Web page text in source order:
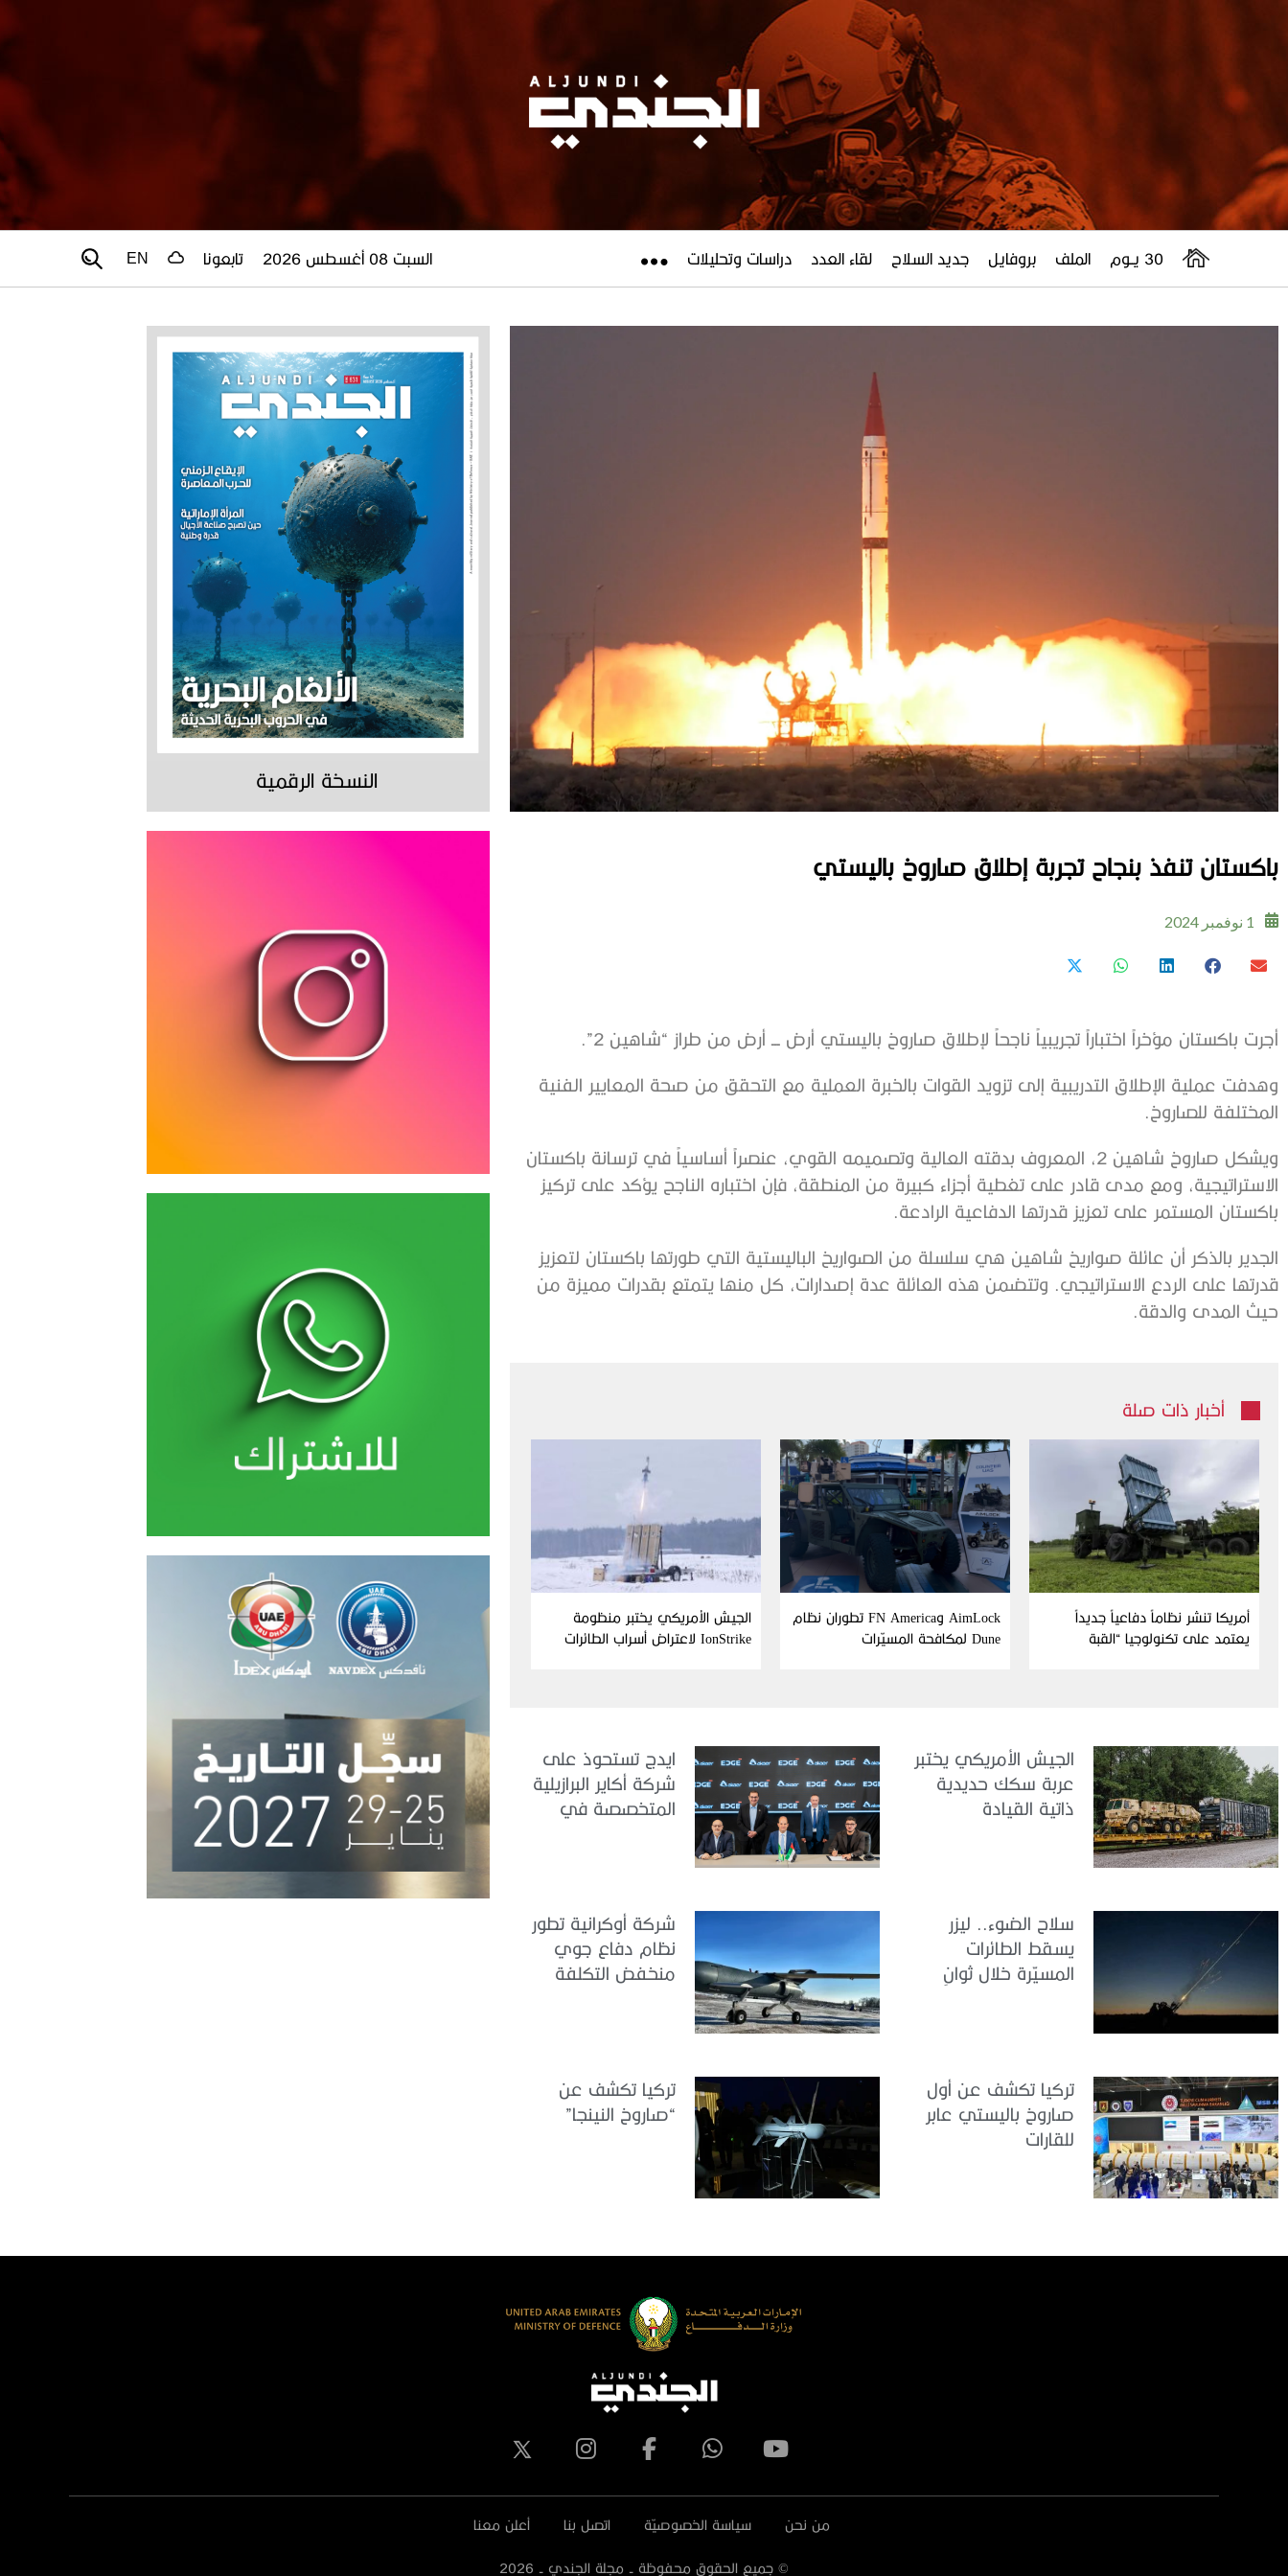
30 يــوم الملف بروفايل جديد السلاح لقاء العدد دراسات وتحليلات السبت 08 أغسطس 2026 تابعونا EN
باكستان تنفذ بنجاح تجربة إطلاق صاروخ باليستي
1 نوفمبر 2024
أجرت باكستان مؤخراً اختباراً تجريبياً ناجحاً لإطلاق صاروخ باليستي أرض ـــ أرض من طراز “شاهين 2”.
وهدفت عملية الإطلاق التدريبية إلى تزويد القوات بالخبرة العملية مع التحقق من صحة المعايير الفنية
المختلفة للصاروخ.
ويشكل صاروخ شاهين 2، المعروف بدقته العالية وتصميمه القوي، عنصراً أساسياً في ترسانة باكستان
الاستراتيجية، ومع مدى قادر على تغطية أجزاء كبيرة من المنطقة، فإن اختباره الناجح يؤكد على تركيز
باكستان المستمر على تعزيز قدرتها الدفاعية الرادعة.
الجدير بالذكر أن عائلة صواريخ شاهين هي سلسلة من الصواريخ الباليستية التي طورتها باكستان لتعزيز
قدرتها على الردع الاستراتيجي. وتتضمن هذه العائلة عدة إصدارات، كل منها يتمتع بقدرات مميزة من
حيث المدى والدقة.
أخبار ذات صلة
أمريكا تنشر نظاماً دفاعياً جديداً
يعتمد على تكنولوجيا “القبة
AimLock وFN America تطوران نظام
Dune لمكافحة المسيّرات
الجيش الأمريكي يختبر منظومة
IonStrike لاعتراض أسراب الطائرات
الجيش الأمريكي يختبر
عربة سكك حديدية
ذاتية القيادة
ايدج تستحوذ على
شركة أكاير البرازيلية
المتخصصة في
سلاح الضوء.. ليزر
يسقط الطائرات
المسيّرة خلال ثوانٍ
شركة أوكرانية تطور
نظام دفاع جوي
منخفض التكلفة
تركيا تكشف عن أول
صاروخ باليستي عابر
للقارات
تركيا تكشف عن
“صاروخ النينجا”
النسخة الرقمية
من نحن سياسة الخصوصيّة اتصل بنا أعلن معنا
© جميع الحقوق محفوظة - مجلة الجندي - 2026